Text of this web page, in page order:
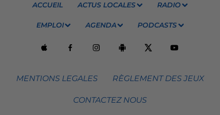
ACCUEIL ACTUS LOCALES RADIO
EMPLOI AGENDA PODCASTS
MENTIONS LEGALES RÈGLEMENT DES JEUX
CONTACTEZ NOUS